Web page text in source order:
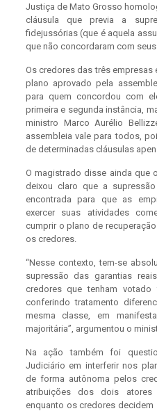
Justiça de Mato Grosso
cláusula que previa a
fidejussórias (que é aquela
que não concordaram com seus
Os credores das três empresas
plano aprovado pela
para quem concordou com
primeira e segunda instância,
ministro Marco Aurélio
assembleia vale para todos,
de determinadas cláusulas
O magistrado disse ainda que
deixou claro que a
encontrada para que as
exercer suas atividades
cumprir o plano de
os credores.
“Nesse contexto, tem-se
supressão das garantias
credores que tenham votado
conferindo tratamento
mesma classe, em
majoritária”, argumentou o
Na ação também foi
Judiciário em interferir nos
de forma autônoma pelos
atribuições dos dois atores
enquanto os credores